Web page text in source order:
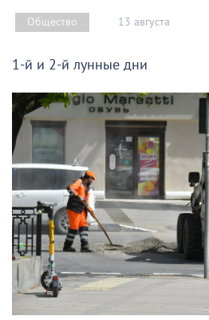
Общество 13 августа
1-й и 2-й лунные дни